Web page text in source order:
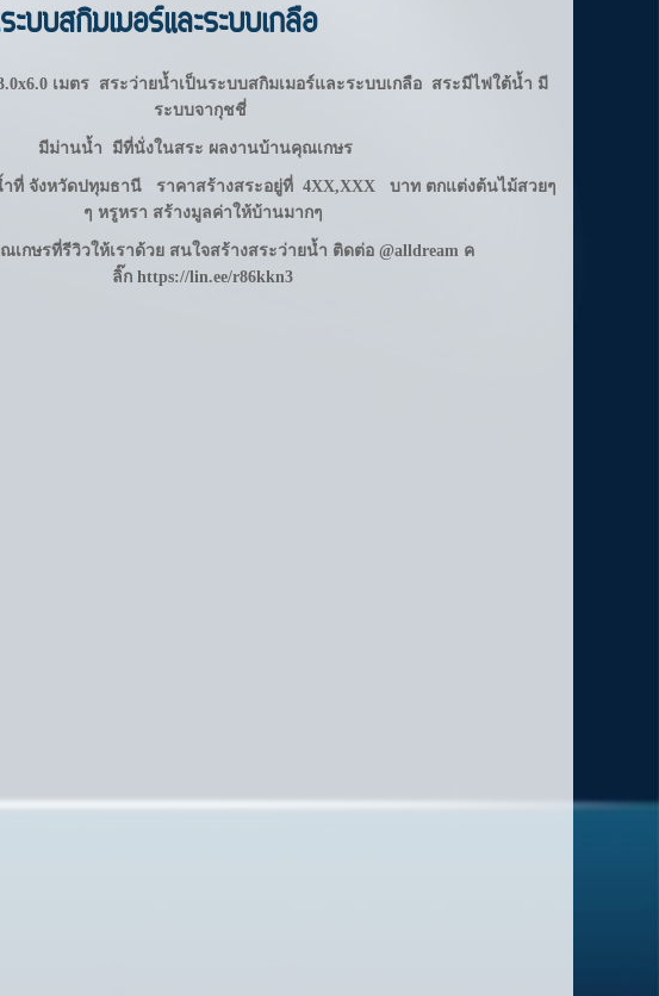
บสกิมเมอร์และระบบเกลือ
เมตร สระว่ายน้ำเป็นระบบสกิมเมอร์และระบบเกลือ สระมีไฟใต้น้ำ มี
ระบบจากุชชี่
มีม่านน้ำ มีที่นั่งในสระ ผลงานบ้านคุณเกษร
ำที่ จังหวัดปทุมธานี ราคาสร้างสระอยู่ที่ 4XX,XXX บาท ตกแต่งต้นไม้สวยๆ
ๆ หรูหรา สร้างมูลค่าให้บ้านมากๆ
เกษรที่รีวิวให้เราด้วย สนใจสร้างสระว่ายน้ำ ติดต่อ @alldream ค
ลิ๊กhttps://lin.ee/r86kkn3